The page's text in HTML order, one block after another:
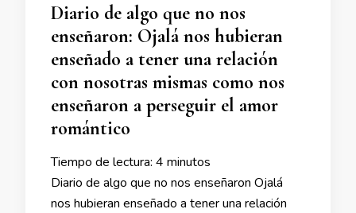
Diario de algo que no nos
enseñaron: Ojalá nos hubieran
enseñado a tener una relación
con nosotras mismas como nos
enseñaron a perseguir el amor
romántico
Tiempo de lectura: 4 minutos
Diario de algo que no nos enseñaron Ojalá
nos hubieran enseñado a tener una relación